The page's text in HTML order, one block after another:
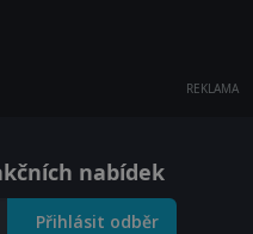
REKLAMA
nabídek
Přihlásit odběr